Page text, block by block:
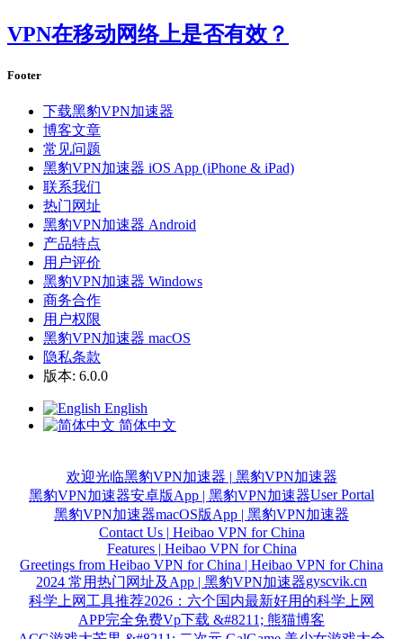
VPN在移动网络上是否有效？
Footer
下载黑豹VPN加速器
博客文章
常见问题
黑豹VPN加速器 iOS App (iPhone & iPad)
联系我们
热门网址
黑豹VPN加速器 Android
产品特点
用户评价
黑豹VPN加速器 Windows
商务合作
用户权限
黑豹VPN加速器 macOS
隐私条款
版本: 6.0.0
English
简体中文
欢迎光临黑豹VPN加速器 | 黑豹VPN加速器
黑豹VPN加速器安卓版App | 黑豹VPN加速器User Portal
黑豹VPN加速器macOS版App | 黑豹VPN加速器
Contact Us | Heibao VPN for China
Features | Heibao VPN for China
Greetings from Heibao VPN for China | Heibao VPN for China
2024 常用热门网址及App | 黑豹VPN加速器gyscvik.cn
科学上网工具推荐2026：六个国内最新好用的科学上网
APP完全免费Vp下载 &#8211; 熊猫博客